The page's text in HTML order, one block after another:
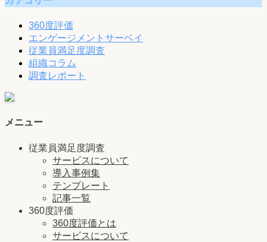
360度評価
エンゲージメントサーベイ
従業員満足度調査
組織コラム
調査レポート
メニュー
従業員満足度調査
サービスについて
導入事例集
テンプレート
記事一覧
360度評価
360度評価とは
サービスについて